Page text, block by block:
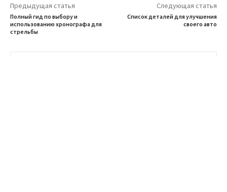
Предыдущая статья
Полный гид по выбору и
использованию хронографа для
стрельбы
Следующая статья
Список деталей для улучшения
своего авто